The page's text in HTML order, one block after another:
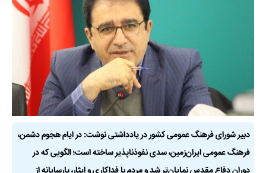
دبیر شورای فرهنگ عمومی کشور در یادداشتی نوشت: در ایام هجوم دشمن،
فرهنگ عمومی ایران‌زمین، سدی نفوذناپذیر ساخته است؛ الگویی که در